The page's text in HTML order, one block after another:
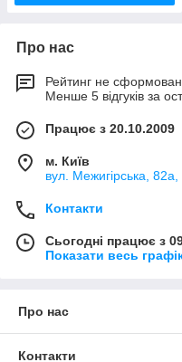
Про нас
Рейтинг не
Менше 5 відгуків за
Працює з 20.10.2009
м. Київ
вул. Межигірська,
Контакти
Сьогодні працює з
Показати весь
Про нас
Контакти